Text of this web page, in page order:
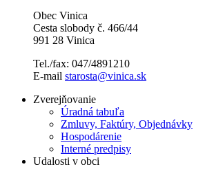
Obec Vinica
Cesta slobody č. 466/44
991 28 Vinica
Tel./fax: 047/4891210
E-mail starosta@vinica.sk
Zverejňovanie
Úradná tabuľa
Zmluvy, Faktúry, Objednávky
Hospodárenie
Interné predpisy
Udalosti v obci